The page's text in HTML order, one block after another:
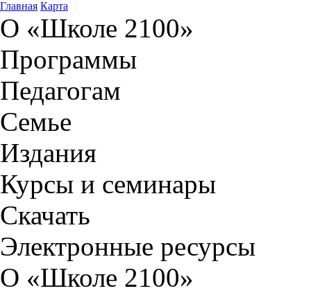
Главная Карта
О «Школе 2100»
Программы
Педагогам
Семье
Издания
Курсы и семинары
Скачать
Электронные ресурсы
О «Школе 2100»